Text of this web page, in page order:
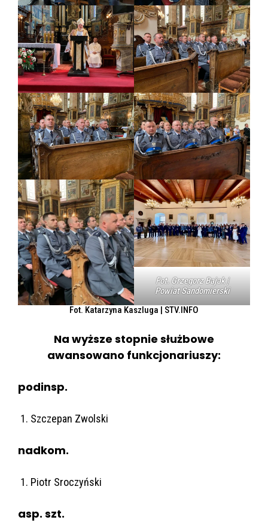
Fot. Grzegorz Bajak |
Powiat Sandomierski
Fot. Katarzyna Kaszluga | STV.INFO
Na wyższe stopnie służbowe
awansowano funkcjonariuszy:
podinsp.
Szczepan Zwolski
nadkom.
Piotr Sroczyński
asp. szt.